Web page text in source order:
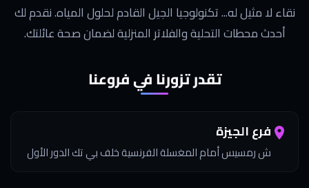
نقاء لا مثيل له... تكنولوجيا الجيل القادم لحلول المياه. نقدم لك
أحدث محطات التحلية والفلاتر المنزلية لضمان صحة عائلتك.
تقدر تزورنا في فروعنا
فرع الجيزة
ش رمسيس أمام المغسلة الفرنسية خلف بي تك الدور الأول